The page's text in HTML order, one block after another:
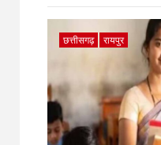
छत्तीसगढ़ रायपुर